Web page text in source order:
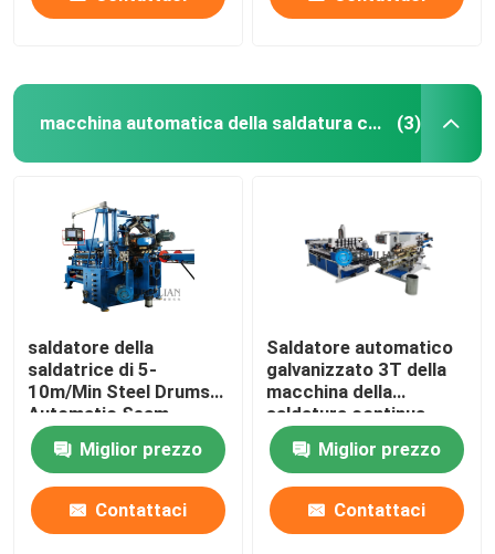
macchina automatica della saldatura continua (3)
saldatore della
saldatrice di 5-
10m/Min Steel Drums
Automatic Seam
Miglior prezzo
Contattaci
Saldatore automatico
galvanizzato 3T della
macchina della
saldatura continua
della lamiera di acciaio
Miglior prezzo
Contattaci